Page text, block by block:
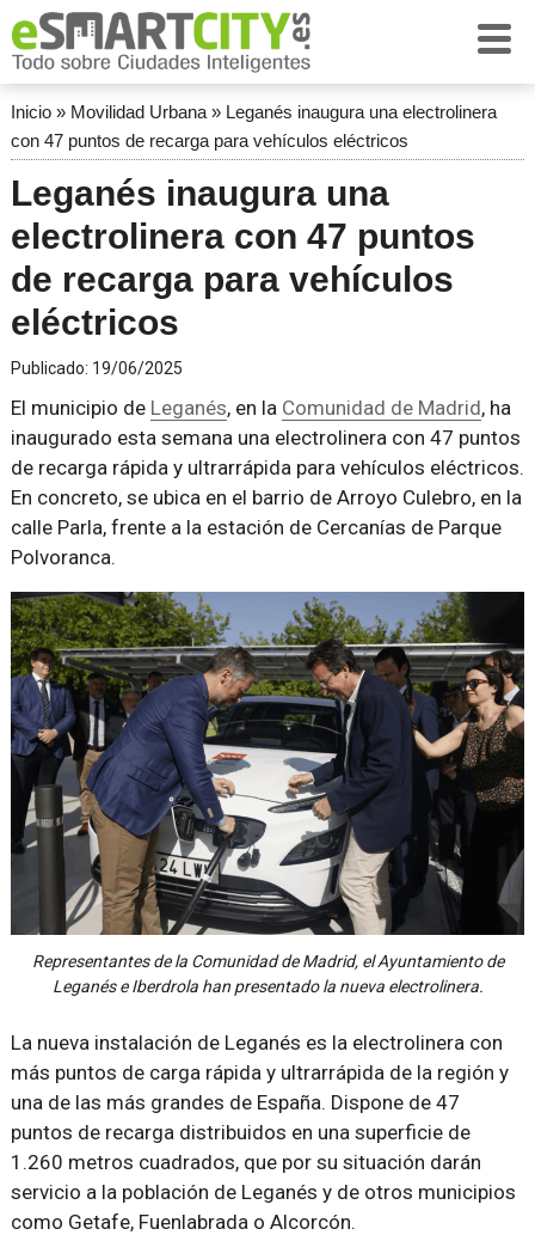
Inicio» Movilidad Urbana» Leganés inaugura una electrolinera
con 47 puntos de recarga para vehículos eléctricos
Leganés inaugura una
electrolinera con 47 puntos
de recarga para vehículos
eléctricos
Publicado: 19/06/2025
El municipio de Leganés, en la Comunidad de Madrid, ha
inaugurado esta semana una electrolinera con 47 puntos
de recarga rápida y ultrarrápida para vehículos eléctricos.
En concreto, se ubica en el barrio de Arroyo Culebro, en la
calle Parla, frente a la estación de Cercanías de Parque
Polvoranca.
Representantes de la Comunidad de Madrid, el Ayuntamiento de
Leganés e Iberdrola han presentado la nueva electrolinera.
La nueva instalación de Leganés es la electrolinera con
más puntos de carga rápida y ultrarrápida de la región y
una de las más grandes de España. Dispone de 47
puntos de recarga distribuidos en una superficie de
1.260 metros cuadrados, que por su situación darán
servicio a la población de Leganés y de otros municipios
como Getafe, Fuenlabrada o Alcorcón.